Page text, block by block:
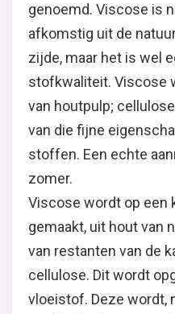
genoemd. Viscose is
afkomstig uit de
zijde, maar het is wel
stofkwaliteit. Viscose
van houtpulp;
van die fijne
stoffen. Een echte
zomer.
Viscose wordt op een
gemaakt, uit hout van
van restanten van de
cellulose. Dit wordt
vloeistof. Deze wordt,